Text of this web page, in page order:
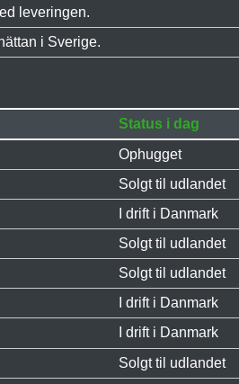
leveringen.
i Sverige.
Status i dag
Ophugget
Solgt til udlandet
I drift i Danmark
Solgt til udlandet
Solgt til udlandet
I drift i Danmark
I drift i Danmark
Solgt til udlandet